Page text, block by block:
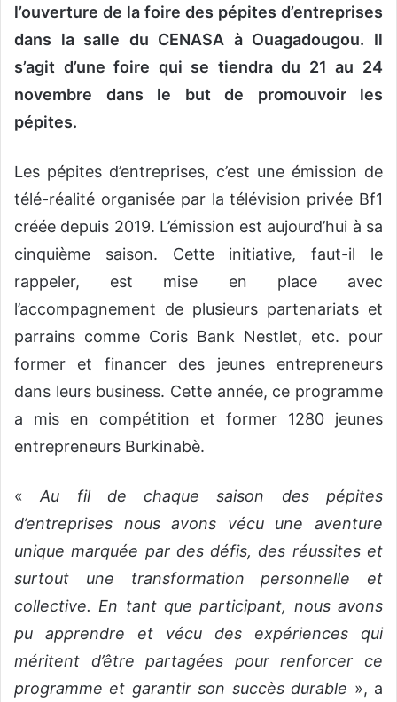
l
l’ouverture de la foire des pépites d’entreprises
dans la salle du CENASA à Ouagadougou. Il
s’agit d’une foire qui se tiendra du 21 au 24
novembre dans le but de promouvoir les
pépites.
Les pépites d’entreprises, c’est une émission de
télé-réalité organisée par la télévision privée Bf1
créée depuis 2019. L’émission est aujourd’hui à sa
cinquième saison. Cette initiative, faut-il le
rappeler, est mise en place avec
l’accompagnement de plusieurs partenariats et
parrains comme Coris Bank Nestlet, etc. pour
former et financer des jeunes entrepreneurs
dans leurs business. Cette année, ce programme
a mis en compétition et former 1280 jeunes
entrepreneurs Burkinabè.
«Au fil de chaque saison des pépites
d’entreprises nous avons vécu une aventure
unique marquée par des défis, des réussites et
surtout une transformation personnelle et
collective. En tant que participant, nous avons
pu apprendre et vécu des expériences qui
méritent d’être partagées pour renforcer ce
programme et garantir son succès durable », a